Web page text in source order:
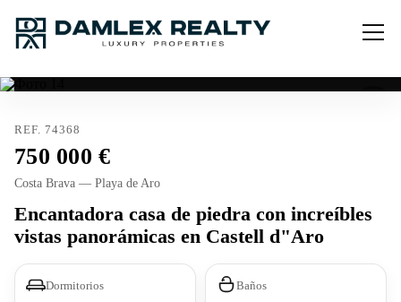
REF. 74368
750 000
Costa Brava — Playa de Aro
Encantadora casa de piedra con increíbles
vistas panorámicas en Castell d"Aro
Dormitorios Baños